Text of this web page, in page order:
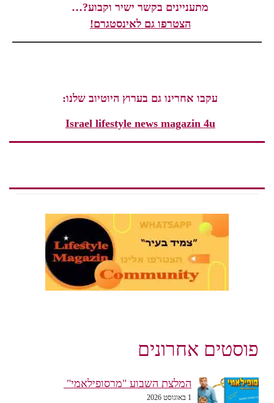
מתעניינים בקשר ישיר וקבוע?…
הצטרפו גם לאינסטגרם!
עקבו אחרינו גם בערוץ היוטיוב שלנו:
Israel lifestyle news magazin 4u
פוסטים אחרונים
המלצת השבוע "מרסופילאמי"
1 באוגוסט 2026